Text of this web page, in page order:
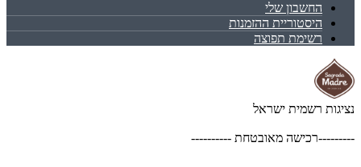
החשבון שלי
היסטוריית ההזמנות
רשימת תפוצה
נציגות רשמית ישראל
---------רכישה מאובטחת ----------